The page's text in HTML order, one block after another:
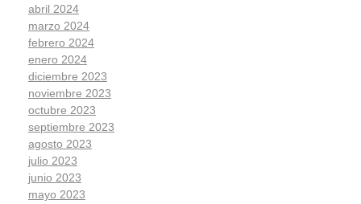
abril 2024
marzo 2024
febrero 2024
enero 2024
diciembre 2023
noviembre 2023
octubre 2023
septiembre 2023
agosto 2023
julio 2023
junio 2023
mayo 2023